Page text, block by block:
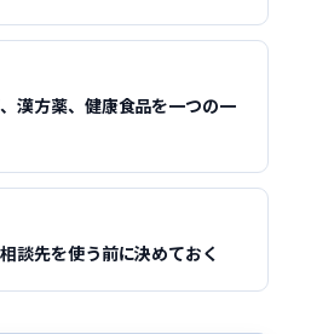
漢方薬、健康食品を一つの一
談先を使う前に決めておく